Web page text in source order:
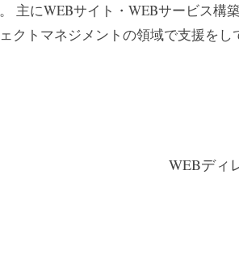
主にWEBサイト・WEBサービス構
クトマネジメントの領域で支援を
WEBディ